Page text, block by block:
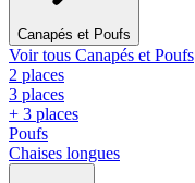
Canapés et Poufs
Voir tous Canapés et Poufs
2 places
3 places
+ 3 places
Poufs
Chaises longues